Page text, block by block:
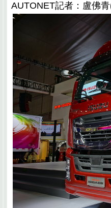
AUTONET記者：盧佛